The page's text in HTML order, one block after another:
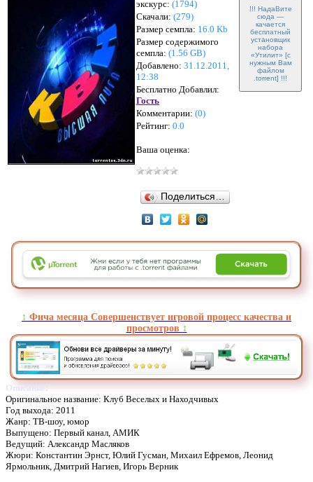
!!! НадаВите
сюда —
качается
бесплатный
установщик
набора
«Утилит» [с
нужным Вам
файлом
.torrent] !!!
экскурс: (1794)
Скачали: (279)
Размер семпла: 16.0 Kb
Размер содержимого
семпла: (1.56 GB)
Добавлено: 31.12.2011,
12:38
Бесплатно Добавлил:
Гость
Комментарии: (0)
Рейтинг: 0.0
Ваша оценка:
Поделиться…
↕️ Фича месяца Совершенствует игровой процесс качества и
просмотров ↕️
Описание:
Оригинальное название: Клуб Веселых и Находчивых
Год выхода: 2011
Жанр: ТВ-шоу, юмор
Выпущено: Первый канал, АМИК
Ведущий: Александр Масляков
Жюри: Константин Эрнст, Юлий Гусман, Михаил Ефремов, Леонид
Ярмольник, Дмитрий Нагиев, Игорь Верник